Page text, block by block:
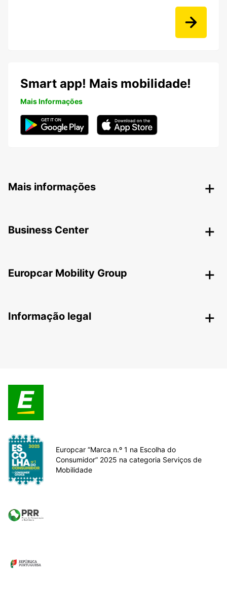
Smart app! Mais mobilidade!
Mais Informações
Mais informações
Business Center
Europcar Mobility Group
Informação legal
Europcar “Marca n.º 1 na Escolha do
Consumidor” 2025 na categoria Serviços de
Mobilidade